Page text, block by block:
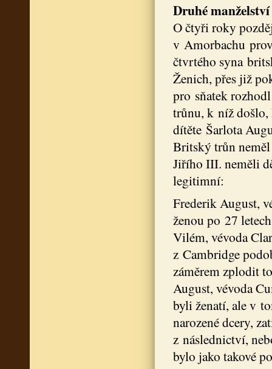
Druhé manželství
O čtyři roky
v Amorbachu
čtvrtého syna
Ženich, přes již
pro sňatek
trůnu, k níž
dítěte Šarlota
Britský trůn
Jiřího III. neměli
legitimní:
Frederik August,
ženou po 27
Vilém, vévoda
z Cambridge
záměrem zplodit
August, vévoda
byli ženatí, ale v
narozené dcery,
z následnictví,
bylo jako takové